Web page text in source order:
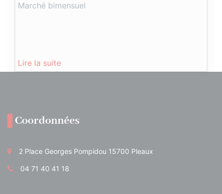
Marché bimensuel
Lire la suite
Coordonnées
2 Place Georges Pompidou 15700 Pleaux
04 71 40 41 18